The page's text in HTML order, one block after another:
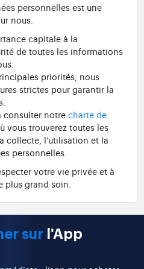
personnelles est une
nous.
capitale à la
de toutes les informations
priorités, nous
strictes pour garantir la
consulter notre charte de
vous trouverez toutes les
collecte, l'utilisation et la
personnelles.
votre vie privée et à
plus grand soin.
sur l'App